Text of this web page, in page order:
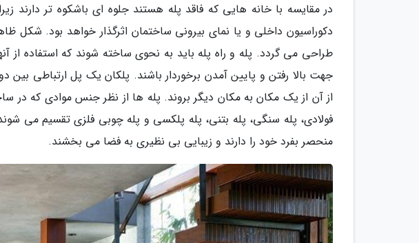
در مقایسه با خانه هایی که فاقد پله هستند جلوه ای باشکوه تر دارند
دکوراسیون داخلی و یا نمای بیرونی ساختمان اثرگذار خواهد بود. شکل
طراحی می گردد. پله و راه پله باید به نحوی ساخته شوند که استفاده از
جهت بالا رفتن و پایین آمدن برخوردار باشند. پلکان یک پل ارتباطی
از آن از یک مکان به مکان دیگر بروند. پله ها از نظر جنس موادی که در
فولادی، پله سنگی، پله بتنی، پله پلکسی و پله چوبی فلزی تقسیم می
منحصر بفرد خود را دارند و زیبایی بی نظیری به فضا می بخشند.